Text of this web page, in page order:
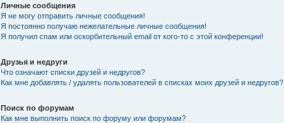
Личные сообщения
Я не могу отправить личные сообщения!
Я постоянно получаю нежелательные личные сообщения!
Я получил спам или оскорбительный email от кого-то с этой конференции!
Друзья и недруги
Что означают списки друзей и недругов?
Как мне добавлять / удалять пользователей в списках моих друзей и недругов?
Поиск по форумам
Как мне выполнить поиск по форуму или форумам?